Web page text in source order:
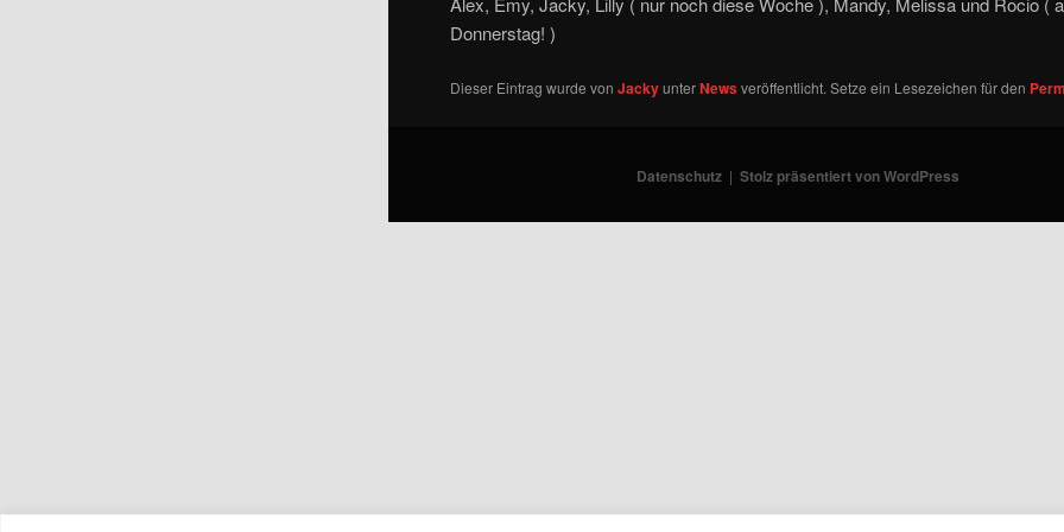
Donnerstag! )
Dieser Eintrag wurde vonJackyunterNewsveröffentlicht. Setze ein Lesezeichen für den
Datenschutz Stolz präsentiert von WordPress